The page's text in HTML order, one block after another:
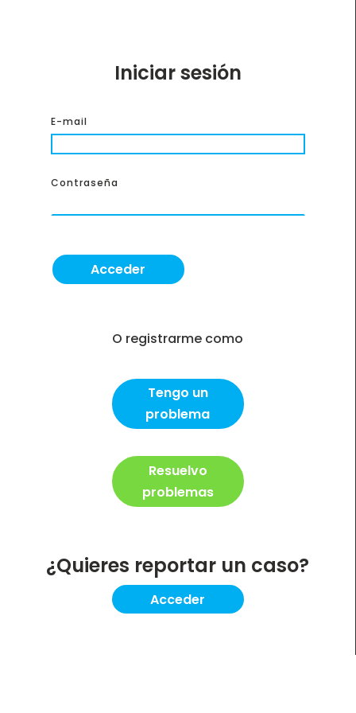
Iniciar sesión
E-mail
Contraseña
O registrarme como
Tengo un
problema
Resuelvo
problemas
¿Quieres reportar un caso?
Acceder